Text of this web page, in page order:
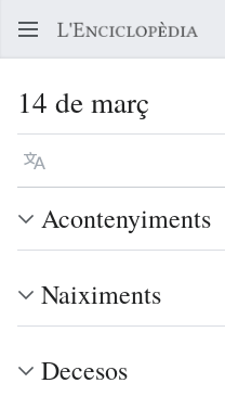
14 de març
Llegir en un atre idioma
Acontenyiments
Naiximents
Decesos